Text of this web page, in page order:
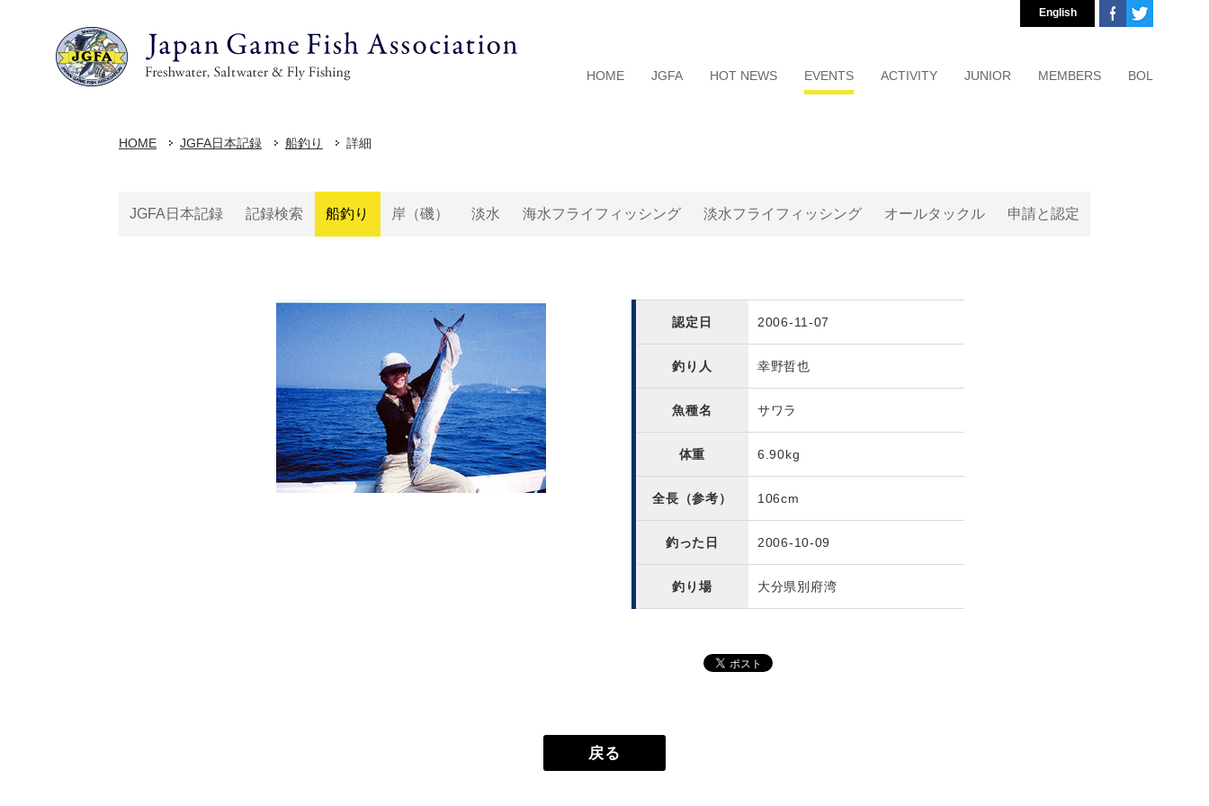
HOME JGFA HOT NEWS EVENTS ACTIVITY JUNIOR MEMBERS BOL
English
HOME JGFA日本記録 船釣り 詳細
JGFA日本記録 記録検索 船釣り 岸（磯） 淡水 海水フライフィッシング 淡水フライフィッシング オールタックル 申請と認定
認定日 2006-11-07
釣り人 幸野哲也
魚種名 サワラ
体重 6.90kg
全長（参考） 106cm
釣った日 2006-10-09
釣り場 大分県別府湾
戻る